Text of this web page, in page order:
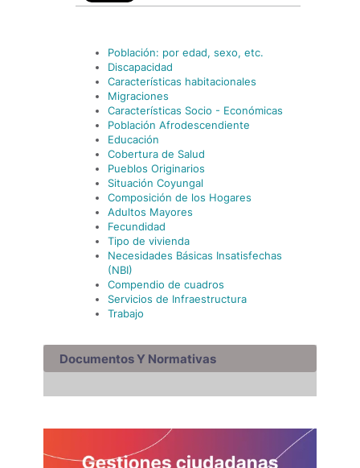
Población: por edad, sexo, etc.
Discapacidad
Características habitacionales
Migraciones
Características Socio - Económicas
Población Afrodescendiente
Educación
Cobertura de Salud
Pueblos Originarios
Situación Coyungal
Composición de los Hogares
Adultos Mayores
Fecundidad
Tipo de vivienda
Necesidades Básicas Insatisfechas
(NBI)
Compendio de cuadros
Servicios de Infraestructura
Trabajo
Documentos Y Normativas